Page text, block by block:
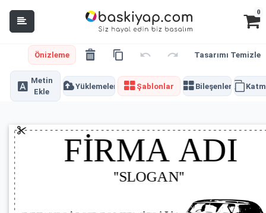
0
Önizleme Tasarımı Temizle
Metin
Ekle
Yüklemeler Şablonlar Bileşenler